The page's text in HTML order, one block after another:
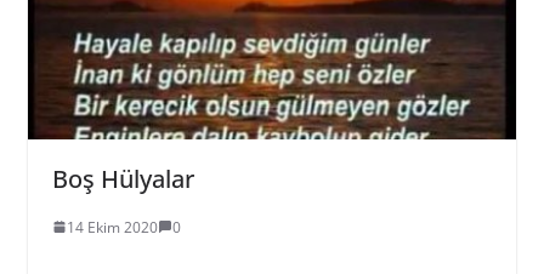
Boş Hülyalar
14 Ekim 2020 0